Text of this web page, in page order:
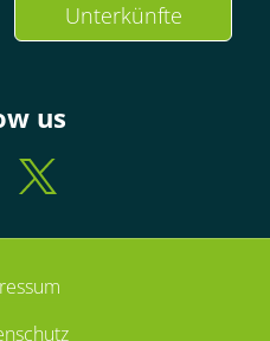
Unterkünfte
us